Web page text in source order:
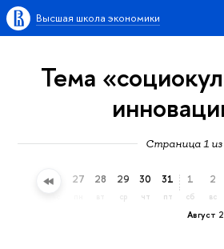
Высшая школа экономики
Тема
Страница 1 из
26 27 28 29
ср
30
чт
31
пт
Август
1
сб
2
вс